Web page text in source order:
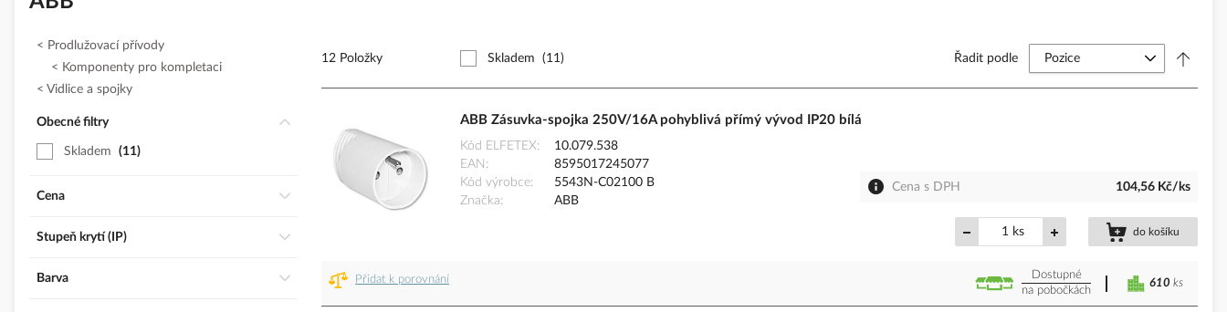
12 Položky Skladem (11) Řadit podle
ABB Zásuvka-spojka 250V/16A pohyblivá přímý vývod IP20 bílá
Kód ELFETEX
10.079.538
EAN
8595017245077
Kód výrobce
5543N-C02100 B
Značka
ABB
Cena s DPH 104,56 Kč/ks
ks do košíku
Přidat k porovnání
Dostupné
na pobočkách
610 ks
Prodlužovací přívody
Komponenty pro kompletaci
Vidlice a spojky
Obecné filtry
Skladem 11
Cena
Stupeň krytí (IP)
Barva